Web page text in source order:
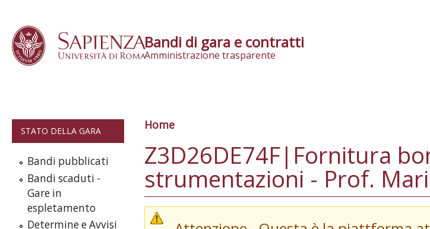
Bandi di gara e contratti
Amministrazione trasparente
STATO DELLA GARA
Bandi pubblicati
Bandi scaduti -
Gare in
espletamento
Determine e Avvisi
Tu sei qui
Home
Z3D26DE74F|Fornitura
strumentazioni - Prof.